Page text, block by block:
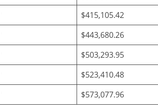
$415,105.42
$443,680.26
$503,293.95
$523,410.48
$573,077.96